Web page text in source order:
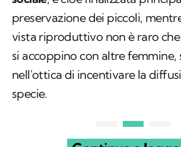
si accoppino con altre femmine,
nell'ottica di incentivare la
specie.
su Kodami